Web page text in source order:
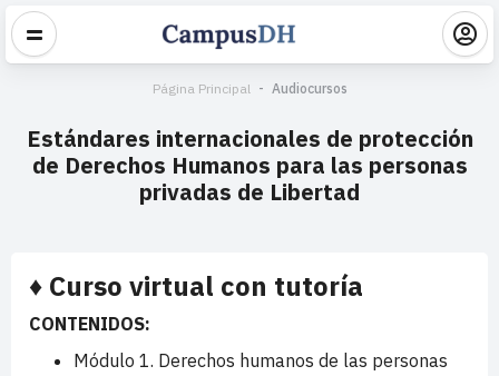
Página Principal Audiocursos
Estándares internacionales de protección
de Derechos Humanos para las personas
privadas de Libertad
♦ Curso virtual con tutoría
CONTENIDOS:
Módulo 1. Derechos humanos de las personas